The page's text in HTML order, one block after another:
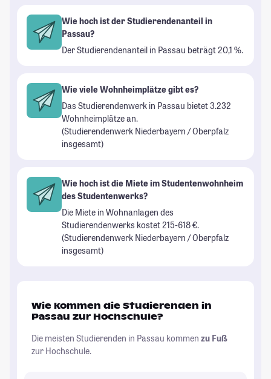
Wie hoch ist der Studierendenanteil in
Passau?
Der Studierendenanteil in Passau beträgt 20,1 %.
Wie viele Wohnheimplätze gibt es?
Das Studierendenwerk in Passau bietet 3.232
Wohnheimplätze an.
(Studierendenwerk Niederbayern / Oberpfalz
insgesamt)
Wie hoch ist die Miete im Studentenwohnheim
des Studentenwerks?
Die Miete in Wohnanlagen des
Studierendenwerks kostet 215-618 €.
(Studierendenwerk Niederbayern / Oberpfalz
insgesamt)
Wie kommen die Studierenden in
Passau zur Hochschule?
Die meisten Studierenden in Passau kommen zu Fuß
zur Hochschule.